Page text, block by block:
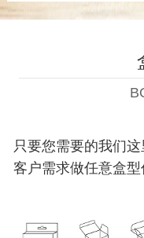
只要您需要的我们
客户需求做任意盒